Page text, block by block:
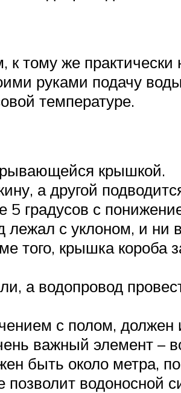
же практически
руками подачу
температуре.
крышкой.
а другой
5 градусов с
с уклоном, и ни
того, крышка короба
а водопровод
с полом,
важный элемент –
быть около метра,
позволит водоносной